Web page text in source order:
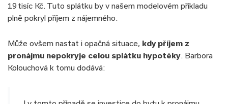
19 tisíc Kč. Tuto splátku by v našem modelovém příkladu
plně pokryl příjem z nájemného.
Může ovšem nastat i opačná situace, kdy příjem z
pronájmu nepokryje celou splátku hypotéky. Barbora
Kolouchová k tomu dodává: